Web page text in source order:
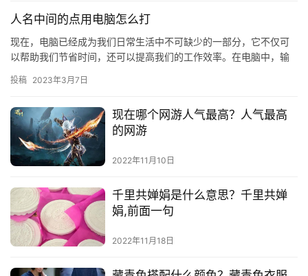
人名中间的点用电脑怎么打
现在，电脑已经成为我们日常生活中不可缺少的一部分，它不仅可
以帮助我们节省时间，还可以提高我们的工作效率。在电脑中，输
投稿 2023年3月7日
现在哪个网游人气最高？人气最高
的网游
2022年11月10日
千里共婵娟是什么意思？千里共婵
娟,前面一句
2022年11月18日